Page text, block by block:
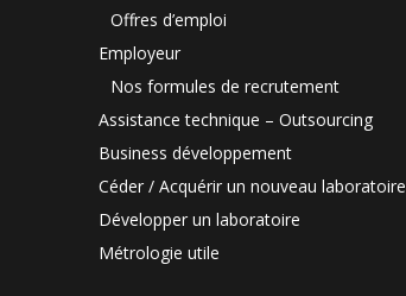
Offres d’emploi
Employeur
Nos formules de recrutement
Assistance technique – Outsourcing
Business développement
Céder / Acquérir un nouveau laboratoire
Développer un laboratoire
Métrologie utile